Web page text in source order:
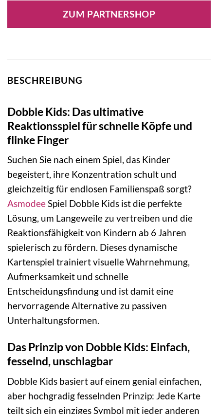
ZUM PARTNERSHOP
BESCHREIBUNG
Dobble Kids: Das ultimative
Reaktionsspiel für schnelle Köpfe und
flinke Finger
Suchen Sie nach einem Spiel, das Kinder
begeistert, ihre Konzentration schult und
gleichzeitig für endlosen Familienspaß sorgt?
AsmodeeSpiel Dobble Kids ist die perfekte
Lösung, um Langeweile zu vertreiben und die
Reaktionsfähigkeit von Kindern ab 6 Jahren
spielerisch zu fördern. Dieses dynamische
Kartenspiel trainiert visuelle Wahrnehmung,
Aufmerksamkeit und schnelle
Entscheidungsfindung und ist damit eine
hervorragende Alternative zu passiven
Unterhaltungsformen.
Das Prinzip von Dobble Kids: Einfach,
fesselnd, unschlagbar
Dobble Kids basiert auf einem genial einfachen,
aber hochgradig fesselnden Prinzip: Jede Karte
teilt sich ein einziges Symbol mit jeder anderen